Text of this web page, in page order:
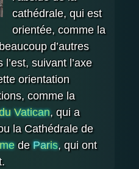
cathédrale, qui est
orientée, comme la
d’autres
suivant l’axe
orientation
comme la
Vatican, qui a
la Cathédrale de
de Paris, qui ont